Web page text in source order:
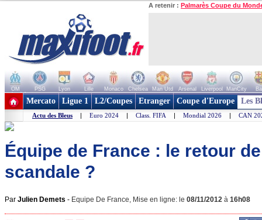
A retenir : Palmarès Coupe du
OM PSG Lyon Lille Monaco Chelsea Man Utd Arsenal Liverpool ManCity
+ de clubs
Mercato Ligue 1 L2/Coupes Etranger Coupe d'Europe Les
Actu des Bleus | Euro 2024 | Class. FIFA | Mondial 2026 | CAN
Équipe de France : le retour
scandale ?
Par Julien Demets - Equipe De France, Mise en ligne: le 08/11/2012 à 16h08